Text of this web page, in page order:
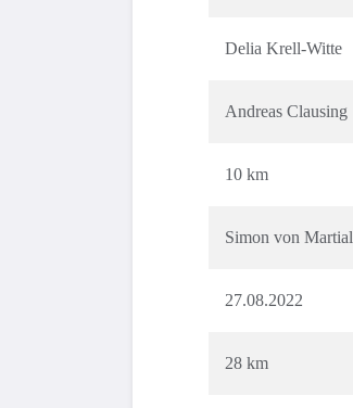
Delia Krell-Witte
Andreas Clausing
10 km
Simon von Martial
27.08.2022
28 km